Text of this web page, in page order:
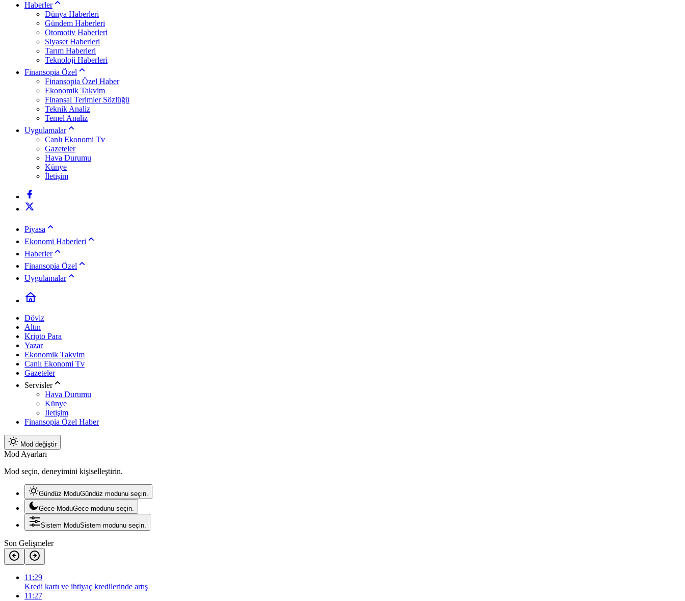
Haberler
Dünya Haberleri
Gündem Haberleri
Otomotiv Haberleri
Siyaset Haberleri
Tarım Haberleri
Teknoloji Haberleri
Finansopia Özel
Finansopia Özel Haber
Ekonomik Takvim
Finansal Terimler Sözlüğü
Teknik Analiz
Temel Analiz
Uygulamalar
Canlı Ekonomi Tv
Gazeteler
Hava Durumu
Künye
İletişim
Piyasa
Ekonomi Haberleri
Haberler
Finansopia Özel
Uygulamalar
Döviz
Altın
Kripto Para
Yazar
Ekonomik Takvim
Canlı Ekonomi Tv
Gazeteler
Servisler
Hava Durumu
Künye
İletişim
Finansopia Özel Haber
Mod değiştir
Mod Ayarları
Mod seçin, deneyimini kişiselleştirin.
Gündüz ModuGündüz modunu seçin.
Gece ModuGece modunu seçin.
Sistem ModuSistem modunu seçin.
Son Gelişmeler
11:29
Kredi kartı ve ihtiyaç kredilerinde artış
11:27